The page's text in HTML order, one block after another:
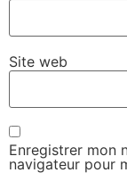
Site web
Enregistrer mon
navigateur pour